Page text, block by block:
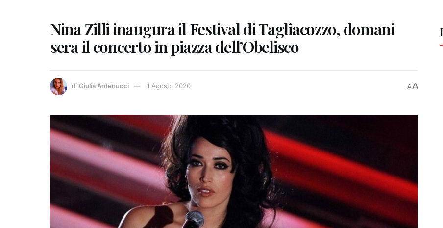
Nina Zilli inaugura il Festival di Tagliacozzo, domani
sera il concerto in piazza dell’Obelisco
di Giulia Antenucci 1 Agosto 2020 AA